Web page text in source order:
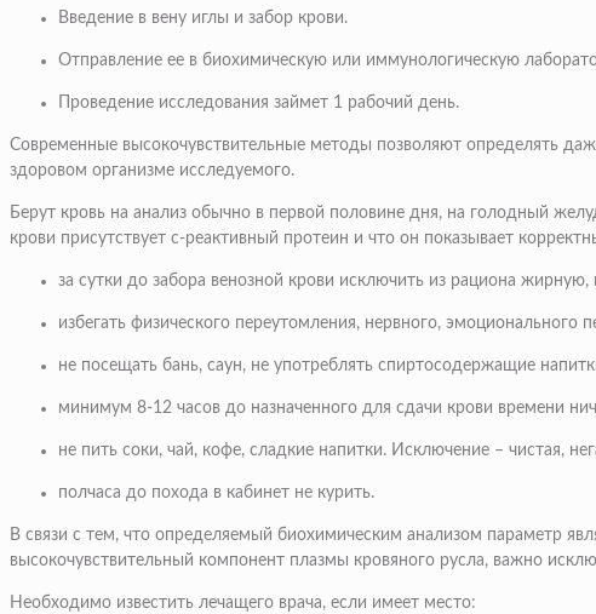
Введение в вену иглы и забор крови.
Отправление ее в биохимическую или иммунологическую
Проведение исследования займет 1 рабочий день.
Современные высокочувствительные методы позволяют определять
здоровом организме исследуемого.
Берут кровь на анализ обычно в первой половине дня, на голодный
крови присутствует с-реактивный протеин и что он показывает
за сутки до забора венозной крови исключить из рациона
избегать физического переутомления, нервного, эмоционального
не посещать бань, саун, не употреблять спиртосодержащие
минимум 8-12 часов до назначенного для сдачи крови времени
не пить соки, чай, кофе, сладкие напитки. Исключение – чистая,
полчаса до похода в кабинет не курить.
В связи с тем, что определяемый биохимическим анализом параметр
высокочувствительный компонент плазмы кровяного русла, важно
Необходимо известить лечащего врача, если имеет место: